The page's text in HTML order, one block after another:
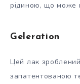
рідиною, що може
Geleration
Цей лак
запатентованою